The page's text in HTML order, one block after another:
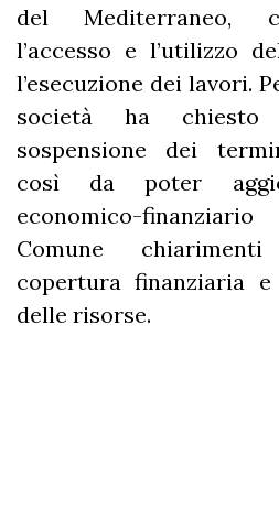
del Mediterraneo,
l’accesso e l’utilizzo
l’esecuzione dei lavori.
società ha chiesto
sospensione dei
così da poter
economico-
Comune
copertura finanziaria
delle risorse.